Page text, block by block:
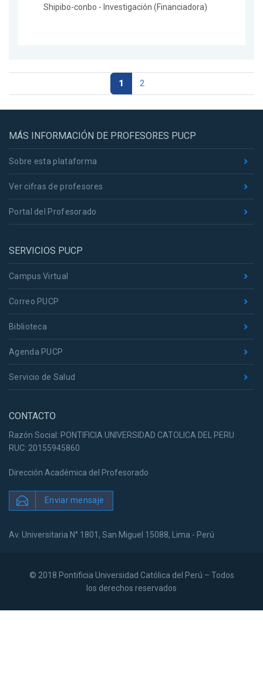
Shipibo-conbo - Investigación (Financiadora)
1 2
MÁS INFORMACIÓN DE PROFESORES PUCP
Sobre esta plataforma
Ver cifras de profesores
Portal del Profesorado
SERVICIOS PUCP
Campus Virtual
Correo PUCP
Biblioteca
Agenda PUCP
Servicio de Salud
CONTACTO
Razón Social: PONTIFICIA UNIVERSIDAD CATOLICA DEL PERU
RUC: 20155945860
Dirección Académica del Profesorado
Enviar mensaje
Av. Universitaria N° 1801, San Miguel 15088, Lima - Perú
© 2018 Pontificia Universidad Católica del Perú – Todos
los derechos reservados